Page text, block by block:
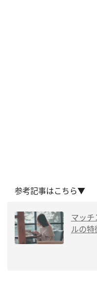
参考記事はこちら▼
マッ
ルの特